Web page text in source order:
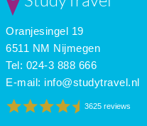
Oranjesingel 19
6511 NM Nijmegen
Tel: 024-3 888 666
E-mail: info@studytravel.nl
3625 reviews